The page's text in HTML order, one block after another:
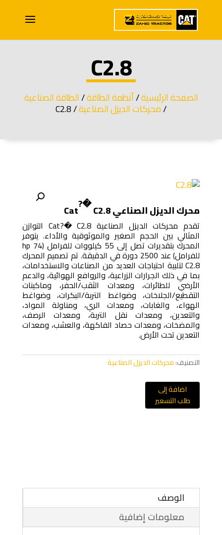
C2.8
الصفحة الرئيسية/أنظمة الطاقة/الطاقة الصناعية
/محركات الديزل الصناعية/ C2.8
محرك الديزل الصناعي Cat ?�C2.8
تقدم محركات الديزل الصناعية Cat?� C2.8 التوازن
المثالي بين الحجم الصغير والموثوقية والأداء. يتوفر
المحرك بتقديرات تصل إلى 55 كيلووات للفرامل (74 hp
للفرامل) عند 2500 دورة في الدقيقة. تم تصميم المحرك
C2.8 لتلبية احتياجات العديد من الصناعات والاستخدامات،
بما في ذلك الجرارات الزراعية، والروافع الهوائية، والدعم
الأرضي للطائرات، ومعدات الثقب/الحفر، وماكينات
التقطيع/الجلاخات، وضواغط التربة/البكرات، وضواغط
الهواء، والغابات، ومعدات الري، ومناولة المواد،
والتعدين، ومعدات نقل التربة، ومعدات الرصف،
والمضخات، ومعدات حصاد الفاكهة، والعشب، ومعدات
التعدين تحت الأرض.
التصنيف:محركات الديزل الصناعية
اضافة إلى
طلب التسعير
الوصف
معلومات إضافية